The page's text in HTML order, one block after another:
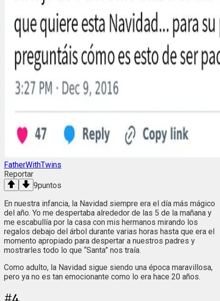
FatherWithTwins
Reportar
9puntos
En nuestra infancia, la Navidad siempre era el día más mágico
del año. Yo me despertaba alrededor de las 5 de la mañana y
me escabullía por la casa con mis hermanos mirando los
regalos debajo del árbol durante varias horas hasta que era el
momento apropiado para despertar a nuestros padres y
mostrarles todo lo que “Santa” nos traía.
Como adulto, la Navidad sigue siendo una época maravillosa,
pero ya no es tan emocionante como lo era hace 20 años.